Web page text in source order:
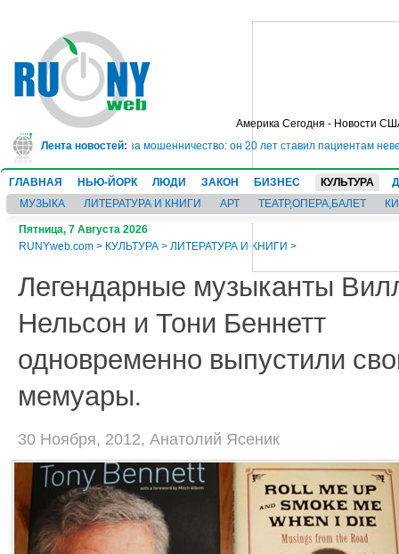
Америка Сегодня - Новости
Лента новостей:
тюрьму на 10 лет за мошенничество: он 20 лет ставил пациентам
ГЛАВНАЯ НЬЮ-ЙОРК ЛЮДИ ЗАКОН БИЗНЕС КУЛЬТУРА
МУЗЫКА
ЛИТЕРАТУРА И КНИГИ АРТ ТЕАТР,ОПЕРА,БАЛЕТ
Пятница, 7 Августа 2026
RUNYweb.com > КУЛЬТУРА > ЛИТЕРАТУРА И КНИГИ >
Легендарные музыканты
Нельсон и Тони Беннетт
одновременно выпустили
мемуары.
30 Ноября, 2012, Анатолий Ясеник